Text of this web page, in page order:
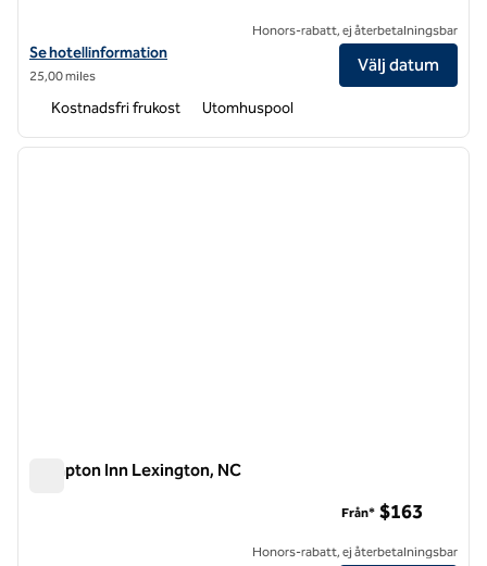
Visa hotelldetaljer för Hampton Inn & Suites Greensboro Downtown
Se hotellinformation
25,00 miles
Honors-rabatt, ej återbetalningsbar
Välj datum
Kostnadsfri frukost Utomhuspool
1 av 12
nästa
Hampton Inn Lexington, NC
Från* $163
Honors-rabatt, ej återbetalningsbar